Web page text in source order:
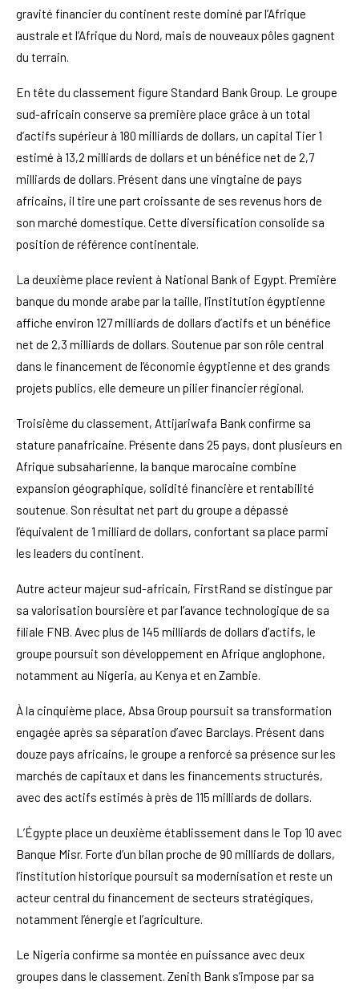
gravité financier du continent reste dominé par l’Afrique
australe et l’Afrique du Nord, mais de nouveaux pôles gagnent
du terrain.
En tête du classement figure Standard Bank Group. Le groupe
sud-africain conserve sa première place grâce à un total
d’actifs supérieur à 180 milliards de dollars, un capital Tier 1
estimé à 13,2 milliards de dollars et un bénéfice net de 2,7
milliards de dollars. Présent dans une vingtaine de pays
africains, il tire une part croissante de ses revenus hors de
son marché domestique. Cette diversification consolide sa
position de référence continentale.
La deuxième place revient à National Bank of Egypt. Première
banque du monde arabe par la taille, l’institution égyptienne
affiche environ 127 milliards de dollars d’actifs et un bénéfice
net de 2,3 milliards de dollars. Soutenue par son rôle central
dans le financement de l’économie égyptienne et des grands
projets publics, elle demeure un pilier financier régional.
Troisième du classement, Attijariwafa Bank confirme sa
stature panafricaine. Présente dans 25 pays, dont plusieurs en
Afrique subsaharienne, la banque marocaine combine
expansion géographique, solidité financière et rentabilité
soutenue. Son résultat net part du groupe a dépassé
l’équivalent de 1 milliard de dollars, confortant sa place parmi
les leaders du continent.
Autre acteur majeur sud-africain, FirstRand se distingue par
sa valorisation boursière et par l’avance technologique de sa
filiale FNB. Avec plus de 145 milliards de dollars d’actifs, le
groupe poursuit son développement en Afrique anglophone,
notamment au Nigeria, au Kenya et en Zambie.
À la cinquième place, Absa Group poursuit sa transformation
engagée après sa séparation d’avec Barclays. Présent dans
douze pays africains, le groupe a renforcé sa présence sur les
marchés de capitaux et dans les financements structurés,
avec des actifs estimés à près de 115 milliards de dollars.
L’Égypte place un deuxième établissement dans le Top 10 avec
Banque Misr. Forte d’un bilan proche de 90 milliards de dollars,
l’institution historique poursuit sa modernisation et reste un
acteur central du financement de secteurs stratégiques,
notamment l’énergie et l’agriculture.
Le Nigeria confirme sa montée en puissance avec deux
groupes dans le classement. Zenith Bank s’impose par sa